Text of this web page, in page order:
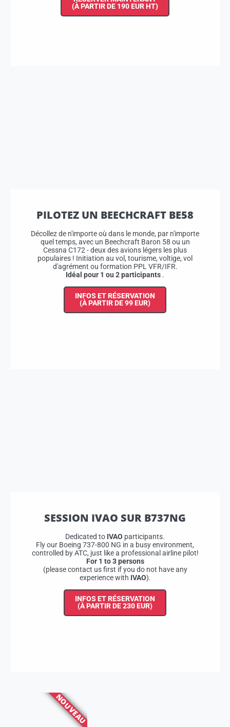
(À PARTIR DE 190 EUR HT)
PILOTEZ UN BEECHCRAFT BE58
Décollez de n'importe où dans le monde, par n'importe
quel temps, avec un Beechcraft Baron 58 ou un
Cessna C172 - deux des avions légers les plus
populaires ! Initiation au vol, tourisme, voltige, vol
d'agrément ou formation PPL VFR/IFR.
Idéal pour 1 ou 2 participants .
INFOS ET RÉSERVATION
(À PARTIR DE 99 EUR)
SESSION IVAO SUR B737NG
Dedicated to IVAO participants.
Fly our Boeing 737-800 NG in a busy environment,
controlled by ATC, just like a professional airline pilot!
For 1 to 3 persons
(please contact us first if you do not have any
experience with IVAO).
INFOS ET RÉSERVATION
(À PARTIR DE 230 EUR)
NOUVEAU